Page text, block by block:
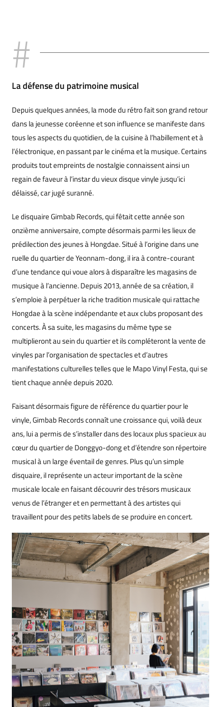
La défense du patrimoine musical
Depuis quelques années, la mode du rétro fait son grand retour
dans la jeunesse coréenne et son influence se manifeste dans
tous les aspects du quotidien, de la cuisine à l’habillement et à
l’électronique, en passant par le cinéma et la musique. Certains
produits tout empreints de nostalgie connaissent ainsi un
regain de faveur à l’instar du vieux disque vinyle jusqu’ici
délaissé, car jugé suranné.
Le disquaire Gimbab Records, qui fêtait cette année son
onzième anniversaire, compte désormais parmi les lieux de
prédilection des jeunes à Hongdae. Situé à l’origine dans une
ruelle du quartier de Yeonnam-dong, il ira à contre-courant
d’une tendance qui voue alors à disparaître les magasins de
musique à l’ancienne. Depuis 2013, année de sa création, il
s’emploie à perpétuer la riche tradition musicale qui rattache
Hongdae à la scène indépendante et aux clubs proposant des
concerts. À sa suite, les magasins du même type se
multiplieront au sein du quartier et ils compléteront la vente de
vinyles par l’organisation de spectacles et d’autres
manifestations culturelles telles que le Mapo Vinyl Festa, qui se
tient chaque année depuis 2020.
Faisant désormais figure de référence du quartier pour le
vinyle, Gimbab Records connaît une croissance qui, voilà deux
ans, lui a permis de s’installer dans des locaux plus spacieux au
cœur du quartier de Donggyo-dong et d’étendre son répertoire
musical à un large éventail de genres. Plus qu’un simple
disquaire, il représente un acteur important de la scène
musicale locale en faisant découvrir des trésors musicaux
venus de l’étranger et en permettant à des artistes qui
travaillent pour des petits labels de se produire en concert.